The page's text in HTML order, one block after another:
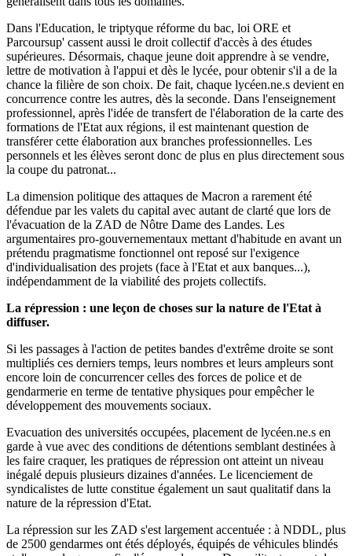
Dans l'Education, le triptyque réforme du bac, loi ORE et
Parcoursup' cassent aussi le droit collectif d'accès à des études
supérieures. Désormais, chaque jeune doit apprendre à se vendre,
lettre de motivation à l'appui et dès le lycée, pour obtenir s'il a de la
chance la filière de son choix. De fait, chaque lycéen.ne.s devient en
concurrence contre les autres, dès la seconde. Dans l'enseignement
professionnel, après l'idée de transfert de l'élaboration de la carte des
formations de l'Etat aux régions, il est maintenant question de
transférer cette élaboration aux branches professionnelles. Les
personnels et les élèves seront donc de plus en plus directement sous
la coupe du patronat...
La dimension politique des attaques de Macron a rarement été
défendue par les valets du capital avec autant de clarté que lors de
l'évacuation de la ZAD de Nôtre Dame des Landes. Les
argumentaires pro-gouvernementaux mettant d'habitude en avant un
prétendu pragmatisme fonctionnel ont reposé sur l'exigence
d'individualisation des projets (face à l'Etat et aux banques...),
indépendamment de la viabilité des projets collectifs.
La répression : une leçon de choses sur la nature de l'Etat à
diffuser.
Si les passages à l'action de petites bandes d'extrême droite se sont
multipliés ces derniers temps, leurs nombres et leurs ampleurs sont
encore loin de concurrencer celles des forces de police et de
gendarmerie en terme de tentative physiques pour empêcher le
développement des mouvements sociaux.
Evacuation des universités occupées, placement de lycéen.ne.s en
garde à vue avec des conditions de détentions semblant destinées à
les faire craquer, les pratiques de répression ont atteint un niveau
inégalé depuis plusieurs dizaines d'années. Le licenciement de
syndicalistes de lutte constitue également un saut qualitatif dans la
nature de la répression d'Etat.
La répression sur les ZAD s'est largement accentuée : à NDDL, plus
de 2500 gendarmes ont étés déployés, équipés de véhicules blindés